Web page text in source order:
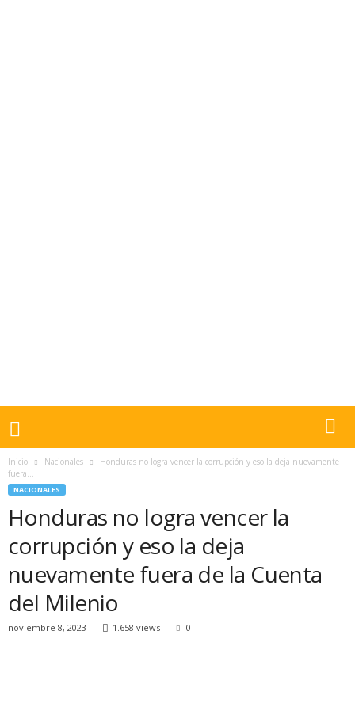
Inicio Nacionales
Honduras no logra vencer la corrupción y eso la deja nuevamente
fuera...
NACIONALES
Honduras no logra vencer la
corrupción y eso la deja
nuevamente fuera de la Cuenta
del Milenio
noviembre 8, 2023 1.658 views 0